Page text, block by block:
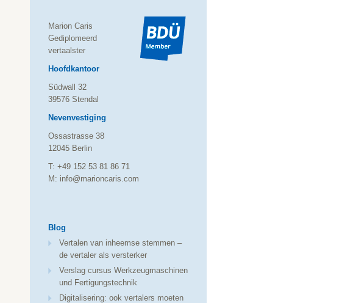
Marion Caris
Gediplomeerd
vertaalster
Hoofdkantoor
Südwall 32
39576 Stendal
Nevenvestiging
Ossastrasse 38
12045 Berlin
T: +49 152 53 81 86 71
M: info@marioncaris.com
Blog
Vertalen van inheemse stemmen –
de vertaler als versterker
Verslag cursus Werkzeugmaschinen
und Fertigungstechnik
Digitalisering: ook vertalers moeten